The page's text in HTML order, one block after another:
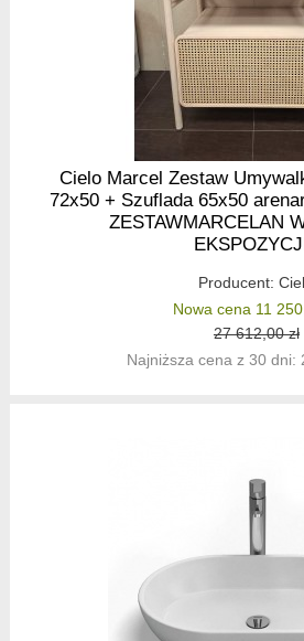
Cielo Marcel Zestaw
72x50 + Szuflada 65x50
ZESTAWMARCELAN
Producent:
Nowa cena 11
27 612,00 zł
Najniższa cena z 30 dni: